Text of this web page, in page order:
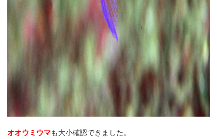
オオウミウマも大小確認できました。